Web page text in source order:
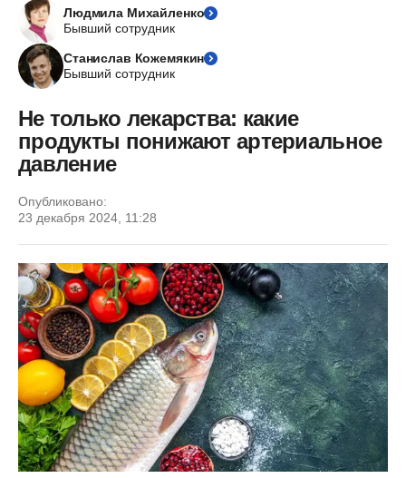
Людмила Михайленко
Бывший сотрудник
Станислав Кожемякин
Бывший сотрудник
Не только лекарства: какие
продукты понижают артериальное
давление
Опубликовано:
23 декабря 2024, 11:28